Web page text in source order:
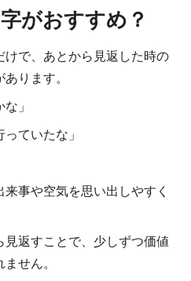
がおすすめ？
で、あとから見返した時の
ります。
」
ていたな」
事や空気を思い出しやすく
返すことで、少しずつ価値
せん。